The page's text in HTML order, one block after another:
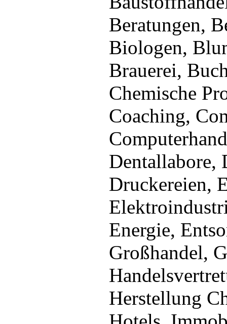
Beratungen,
Biologen,
Brauerei,
Chemische
Coaching,
Dentallabore,
Druckereien,
Energie,
Großhandel,
Herstellung